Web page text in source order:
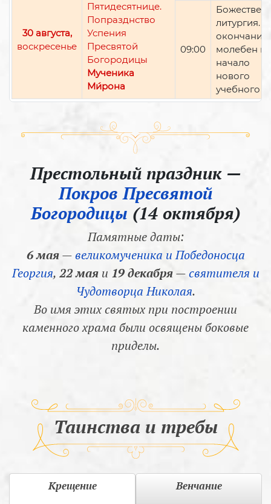
30 августа,
воскресенье
Пятидесятнице.
Попразднство
Успения
Пресвятой
Богородицы
Мученика
Ми́рона
09:00
литургия.
окончании
молебен
начало
нового
учебного
Престольный праздник —
Покров Пресвятой
Богородицы (14 октября)
Памятные даты:
6 мая—великомученика и Победоносца
Георгия, 22 маяи 19 декабря—святителя и
Чудотворца Николая.
Во имя этих святых при построении
каменного храма были освящены боковые
приделы.
Таинства и требы
Крещение Венчание